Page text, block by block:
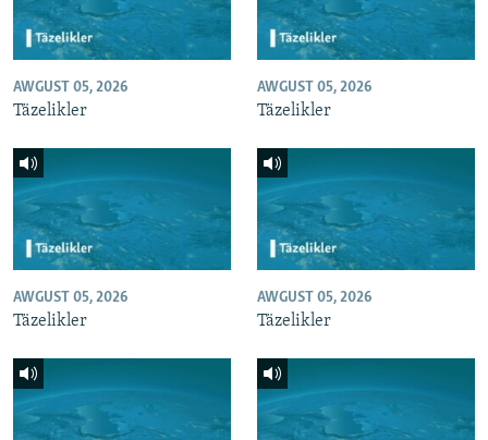
AWGUST 05, 2026
Täzelikler
AWGUST 05, 2026
Täzelikler
AWGUST 05, 2026
Täzelikler
AWGUST 05, 2026
Täzelikler